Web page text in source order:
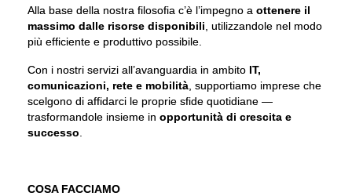
Alla base della nostra filosofia c’è l’impegno a ottenere il
massimo dalle risorse disponibili , utilizzandole nel modo
più efficiente e produttivo possibile.
Con i nostri servizi all’avanguardia in ambito IT,
comunicazioni, rete e mobilità , supportiamo imprese che
scelgono di affidarci le proprie sfide quotidiane —
trasformandole insieme in opportunità di crescita e
successo
COSA FACCIAMO